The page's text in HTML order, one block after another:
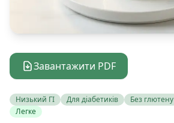
Завантажити PDF
Низький ГІ Для діабетиків Без глютену
Легке